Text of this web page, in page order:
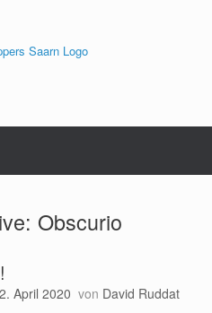
Obscurio
April 2020 von David Ruddat